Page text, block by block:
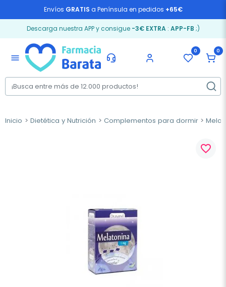
Envíos GRATIS a Península en pedidos +65€
Descarga nuestra APP y consigue -3€ EXTRA: APP-FB ;)
menu
0 0
Inicio Dietética y Nutrición Complementos para dormir
favorite_border